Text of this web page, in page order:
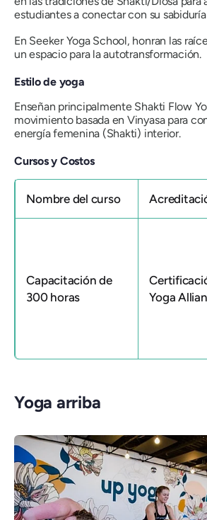
estudiantes a conectar con su
En Seeker Yoga School, honran las
un espacio para la autotransformación.
Estilo de yoga
Enseñan principalmente Shakti Flow
movimiento basada en Vinyasa para
energía femenina (Shakti) interior.
Cursos y Costos
Nombre del curso
Capacitación de
300 horas
Yoga
Yoga arriba